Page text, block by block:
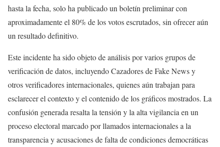
hasta la fecha, solo ha publicado un boletín preliminar con
aproximadamente el 80% de los votos escrutados, sin ofrecer aún
un resultado definitivo.
Este incidente ha sido objeto de análisis por varios grupos de
verificación de datos, incluyendo Cazadores de Fake News y
otros verificadores internacionales, quienes aún trabajan para
esclarecer el contexto y el contenido de los gráficos mostrados. La
confusión generada resalta la tensión y la alta vigilancia en un
proceso electoral marcado por llamados internacionales a la
transparencia y acusaciones de falta de condiciones democráticas